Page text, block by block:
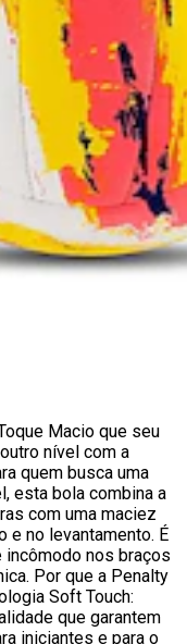
Macio que seu
nível com a
quem busca uma
esta bola combina a
com uma maciez
e no levantamento. É
incômodo nos braços
Por que a Penalty
Soft Touch:
que garantem
iniciantes e para o